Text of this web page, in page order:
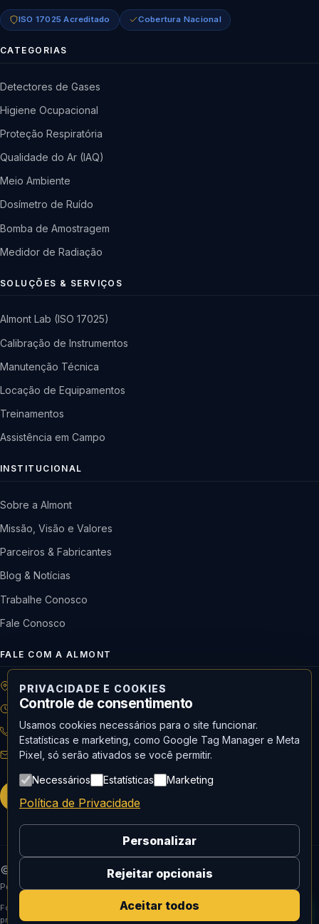
ISO 17025 Acreditado Cobertura Nacional
CATEGORIAS
Detectores de Gases
Higiene Ocupacional
Proteção Respiratória
Qualidade do Ar (IAQ)
Meio Ambiente
Dosímetro de Ruído
Bomba de Amostragem
Medidor de Radiação
SOLUÇÕES & SERVIÇOS
Almont Lab (ISO 17025)
Calibração de Instrumentos
Manutenção Técnica
Locação de Equipamentos
Treinamentos
Assistência em Campo
INSTITUCIONAL
Sobre a Almont
Missão, Visão e Valores
Parceiros & Fabricantes
Blog & Notícias
Trabalhe Conosco
Fale Conosco
FALE COM A ALMONT
R: Horácio de Castilho, 284 Vila Maria | São Paulo-SP
08h às 18h | Seg. a Qui. | 08h às 17h | Sex.
11 3488-9300 RECEPÇÃO
recepcao@almont.com.br
Solicitar orçamento
© 2026 Almont do Brasil — Todos os direitos reservados.
Política de Privacidade
Fornecedor oficial de Mídia social, curadoria e
produção de conteúdo e Website
PRIVACIDADE E COOKIES
Controle de consentimento
Usamos cookies necessários para o site funcionar.
Estatísticas e marketing, como Google Tag Manager e Meta
Pixel, só serão ativados se você permitir.
Necessários Estatísticas Marketing
Política de Privacidade
Personalizar
Rejeitar opcionais
Aceitar todos